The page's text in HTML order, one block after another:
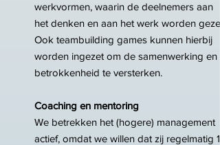
werkvormen, waarin de deelnemers aan
het denken en aan het werk worden gezet.
Ook teambuilding games kunnen hierbij
worden ingezet om de samenwerking en
betrokkenheid te versterken.
Coaching en mentoring
We betrekken het (hogere) management
actief, omdat we willen dat zij regelmatig 1-